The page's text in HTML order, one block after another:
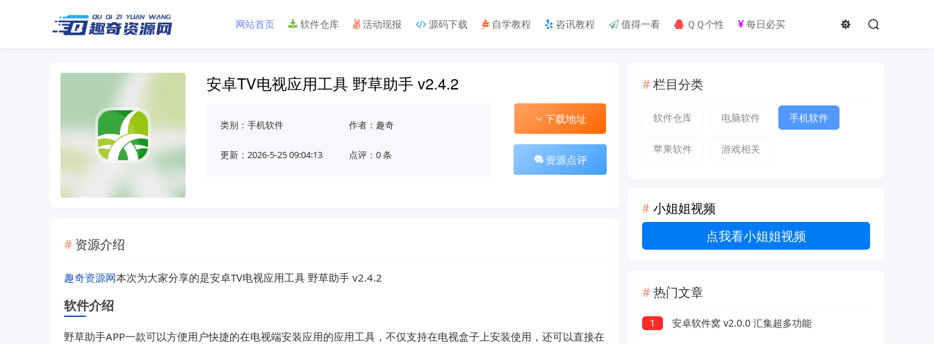
网站首页 软件仓库 活动现报 源码下载 自学教程 咨讯教程 值得一看 ＱＱ个性 每日必买
安卓TV电视应用工具 野草助手 v2.4.2
类别： 手机软件 作者：趣奇
更新：2026-5-25 09:04:13 点评：0 条
下载地址
资源点评
资源介绍
趣奇资源网本次为大家分享的是安卓TV电视应用工具 野草助手 v2.4.2
软件介绍
野草助手APP一款可以方便用户快捷的在电视端安装应用的应用工具，不仅支持在电视盒子上安装使用，还可以直接在
栏目分类
软件仓库 电脑软件 手机软件
苹果软件 游戏相关
小姐姐视频
点我看小姐姐视频
热门文章
1 安卓软件窝 v2.0.0 汇集超多功能